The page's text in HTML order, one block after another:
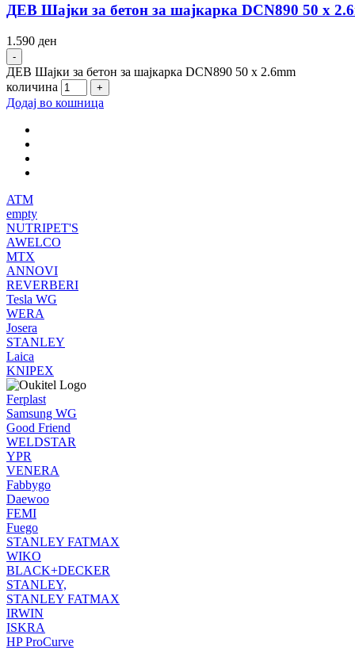
ДЕВ Шајки за бетон за шајкарка DCN890 50 x
1.590 ден
ДЕВ Шајки за бетон за шајкарка DCN890 50 x 2.6mm
количина
Додај во кошница
ATM
empty
NUTRIPET'S
AWELCO
MTX
ANNOVI
REVERBERI
Tesla WG
WERA
Josera
STANLEY
Laica
KNIPEX
Ferplast
Samsung WG
Good Friend
WELDSTAR
YPR
VENERA
Fabbygo
Daewoo
FEMI
Fuego
STANLEY FATMAX
WIKO
BLACK+DECKER
STANLEY,
STANLEY FATMAX
IRWIN
ISKRA
HP ProCurve